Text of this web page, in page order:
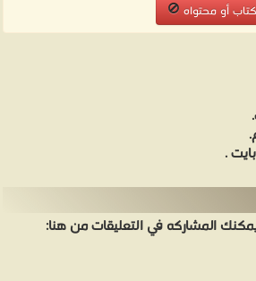
أو محتواه
المشاركه في التعليقات من هنا: